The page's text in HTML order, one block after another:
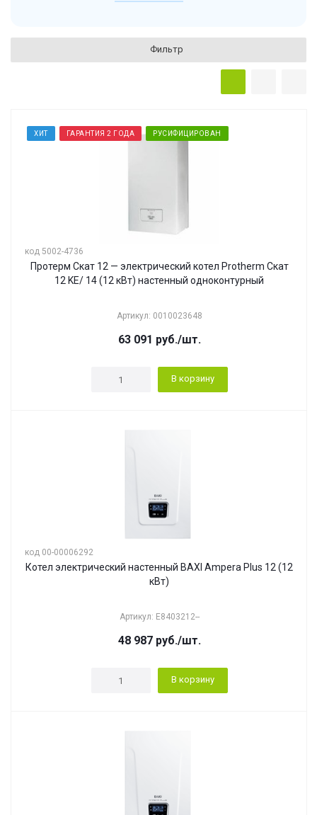
Фильтр
ХИТ ГАРАНТИЯ 2 ГОДА РУСИФИЦИРОВАН
код 5002-4736
Протерм Скат 12 — электрический котел Protherm Скат
12 KE/ 14 (12 кВт) настенный одноконтурный
Артикул: 0010023648
63 091 руб./шт.
В корзину
код 00-00006292
Котел электрический настенный BAXI Ampera Plus 12 (12
кВт)
Артикул: E8403212--
48 987руб./шт.
В корзину